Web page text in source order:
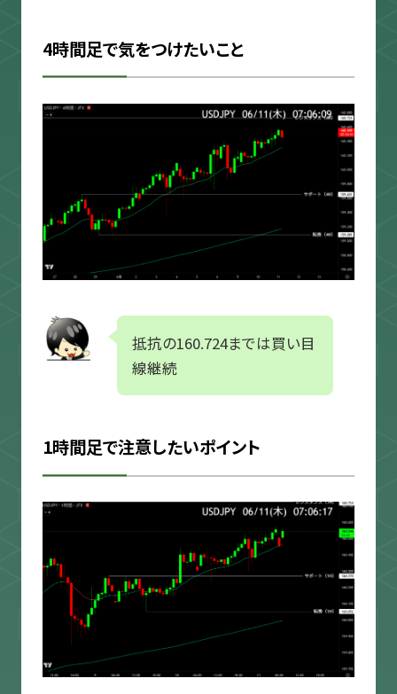
4時間足で気をつけたいこと
抵抗の160.724までは買い目
線継続
1時間足で注意したいポイント